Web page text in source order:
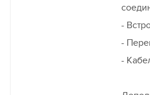
-
-
-